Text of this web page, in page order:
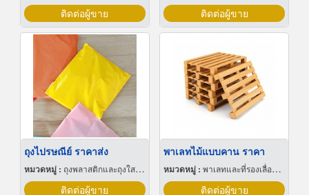
ติดต่อผู้ขาย ติดต่อผู้ขาย
ถุงไปรษณีย์ ราคาส่ง
หมวดหมู่ : ถุงพลาสติกและถุงใสโปร่ง
ติดต่อผู้ขาย
พาเลทไม้แบบคาน ราคา
หมวดหมู่ : พาเลทและที่รองเลื่อนกะบะ
ติดต่อผู้ขาย